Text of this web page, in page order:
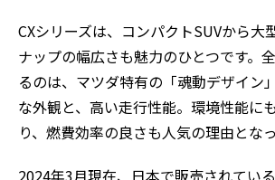
CXシリーズは、コンパクトSUVから大
ナップの幅広さも魅力のひとつです。
るのは、マツダ特有の「魂動デザイン
な外観と、高い走行性能。環境性能に
り、燃費効率の良さも人気の理由となっ